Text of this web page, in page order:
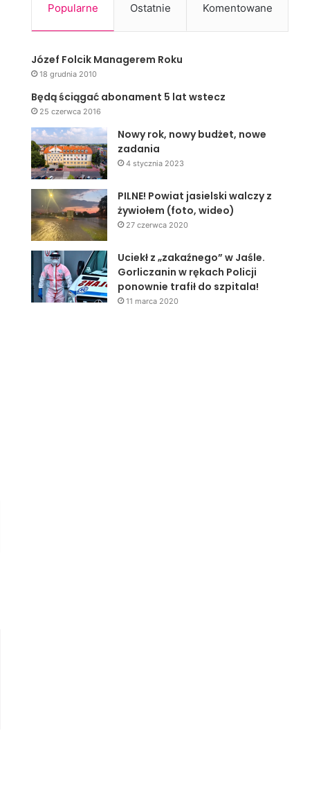
Popularne Ostatnie Komentowane
Józef Folcik Managerem Roku
18 grudnia 2010
Będą ściągać abonament 5 lat wstecz
25 czerwca 2016
Nowy rok, nowy budżet, nowe
zadania
4 stycznia 2023
PILNE! Powiat jasielski walczy z
żywiołem (foto, wideo)
27 czerwca 2020
Uciekł z „zakaźnego” w Jaśle.
Gorliczanin w rękach Policji
ponownie trafił do szpitala!
11 marca 2020